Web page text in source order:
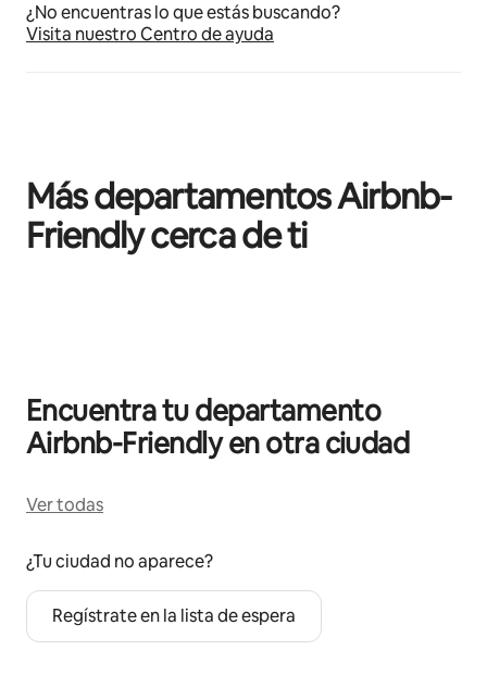
¿No encuentras lo que estás buscando?
Visita nuestro Centro de ayuda
Más departamentos Airbnb-
Friendly cerca de ti
Encuentra tu departamento
Airbnb-Friendly en otra ciudad
Ver todas
¿Tu ciudad no aparece?
Regístrate en la lista de espera